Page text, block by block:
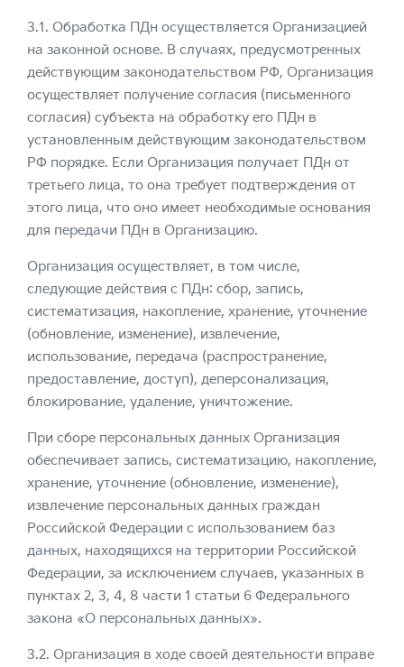
3.1. Обработка ПДн осуществляется Организацией
на законной основе. В случаях, предусмотренных
действующим законодательством РФ, Организация
осуществляет получение согласия (письменного
согласия) субъекта на обработку его ПДн в
установленным действующим законодательством
РФ порядке. Если Организация получает ПДн от
третьего лица, то она требует подтверждения от
этого лица, что оно имеет необходимые основания
для передачи ПДн в Организацию.
Организация осуществляет, в том числе,
следующие действия с ПДн: сбор, запись,
систематизация, накопление, хранение, уточнение
(обновление, изменение), извлечение,
использование, передача (распространение,
предоставление, доступ), деперсонализация,
блокирование, удаление, уничтожение.
При сборе персональных данных Организация
обеспечивает запись, систематизацию, накопление,
хранение, уточнение (обновление, изменение),
извлечение персональных данных граждан
Российской Федерации с использованием баз
данных, находящихся на территории Российской
Федерации, за исключением случаев, указанных в
пунктах 2, 3, 4, 8 части 1 статьи 6 Федерального
закона «О персональных данных».
3.2. Организация в ходе своей деятельности вправе